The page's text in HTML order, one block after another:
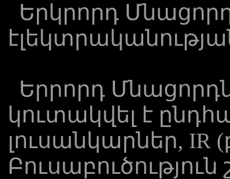
Երկրորդ
Երրորդ
կուտակվել է
լուսանկարներ, IR
Բուսաբուծություն